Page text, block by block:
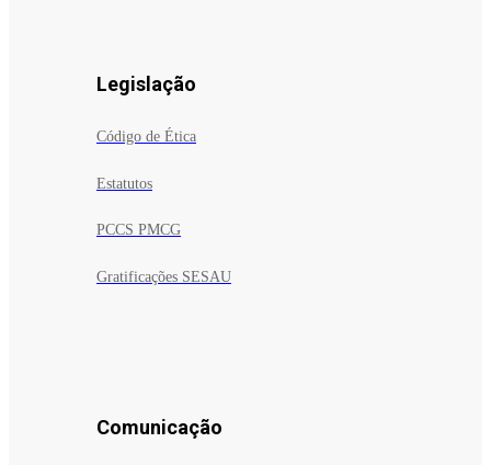
Legislação
Código de Ética
Estatutos
PCCS PMCG
Gratificações SESAU
Comunicação